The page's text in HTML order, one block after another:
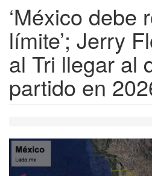
‘México debe
límite’; Jerry
al Tri llegar al
partido en